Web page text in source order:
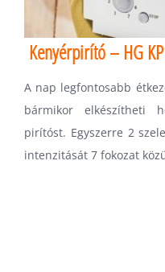
Kenyérpirító – HG
A nap legfontosabb
bármikor elkészítheti
pirítóst. Egyszerre 2
intenzitását 7 fokozat